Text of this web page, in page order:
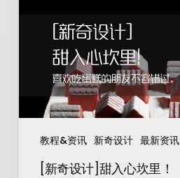
教程&资讯 新奇设计 最新资讯
[新奇设计]甜入心坎里！